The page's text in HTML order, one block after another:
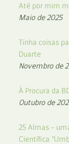
Até por mim
Maio de 2025
Tinha coisas
Duarte
Novembro de
À Procura da
Outubro de
25 Almas –
Científica